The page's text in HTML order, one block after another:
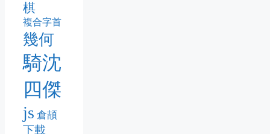
棋
複合字首
幾何
騎沈
四傑
js 倉頡
下載